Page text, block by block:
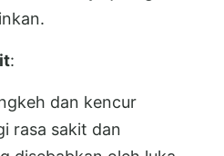
:
dan kencur
rasa sakit dan